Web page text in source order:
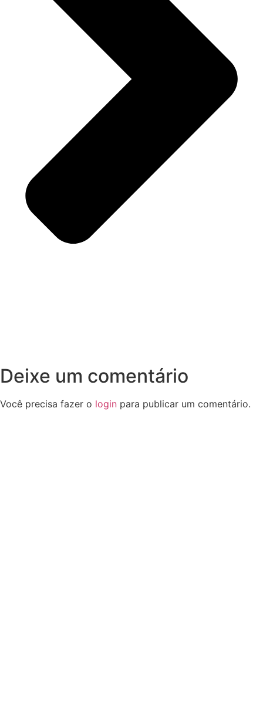
Deixe um comentário
Você precisa fazer o login para publicar um comentário.